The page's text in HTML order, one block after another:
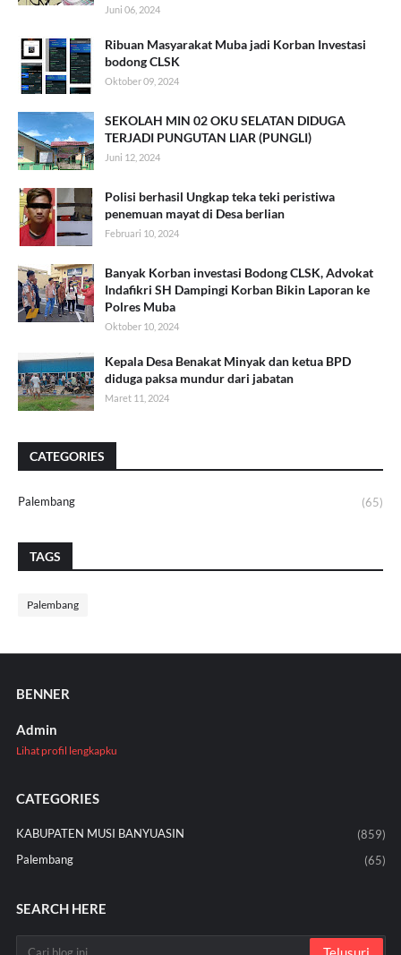
Juni 06, 2024
Ribuan Masyarakat Muba jadi Korban Investasi
bodong CLSK
Oktober 09, 2024
SEKOLAH MIN 02 OKU SELATAN DIDUGA
TERJADI PUNGUTAN LIAR (PUNGLI)
Juni 12, 2024
Polisi berhasil Ungkap teka teki peristiwa
penemuan mayat di Desa berlian
Februari 10, 2024
Banyak Korban investasi Bodong CLSK, Advokat
Indafikri SH Dampingi Korban Bikin Laporan ke
Polres Muba
Oktober 10, 2024
Kepala Desa Benakat Minyak dan ketua BPD
diduga paksa mundur dari jabatan
Maret 11, 2024
CATEGORIES
Palembang (65)
TAGS
Palembang
BENNER
Admin
Lihat profil lengkapku
CATEGORIES
KABUPATEN MUSI BANYUASIN
(859)
Palembang
(65)
SEARCH HERE